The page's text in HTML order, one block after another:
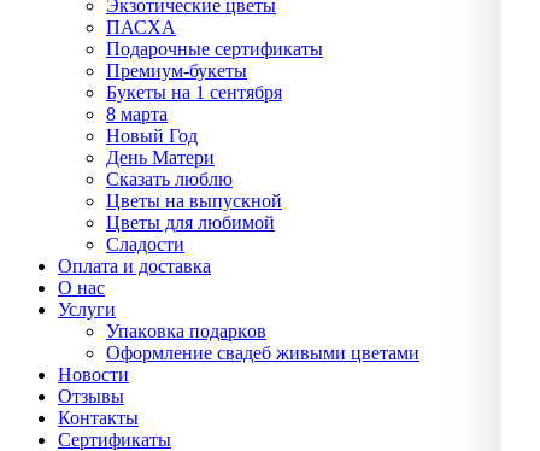
Экзотические цветы
ПАСХА
Подарочные сертификаты
Премиум-букеты
Букеты на 1 сентября
8 марта
Новый Год
День Матери
Сказать люблю
Цветы на выпускной
Цветы для любимой
Сладости
Оплата и доставка
О нас
Услуги
Упаĸовĸа подарĸов
Оформление свадеб живыми цветами
Новости
Отзывы
Контакты
Сертификаты